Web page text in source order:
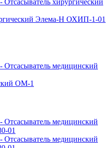
Элема-Н ОХИП-1-01
ОМ-1